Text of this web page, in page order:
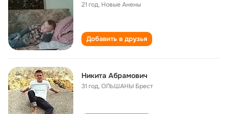
21 год, Новые Анены
Добавить в друзья
Никита Абрамович
31 год,ОЛЬШАНЫ Брест